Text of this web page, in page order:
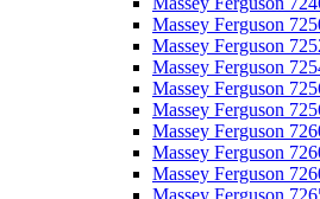
Massey Ferguson
Massey Ferguson
Massey Ferguson
Massey Ferguson
Massey Ferguson
Massey Ferguson
Massey Ferguson
Massey Ferguson
Massey Ferguson